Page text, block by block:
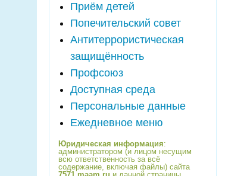
Приём детей
Попечительский совет
Антитеррористическая
защищённость
Профсоюз
Доступная среда
Персональные данные
Ежедневное меню
Юридическая информация:
администратором (и лицом несущим
всю ответственность за всё
содержание, включая файлы) сайта